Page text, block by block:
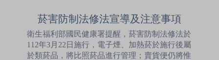
菸害防制法修法宣導及注意事項
衛生福利部國民健康署提醒，菸害防制法修法於
112年3月22日施行，電子煙、加熱菸於施行後屬
於類菸品，將比照菸品進行管理；賣貨便仍將惟